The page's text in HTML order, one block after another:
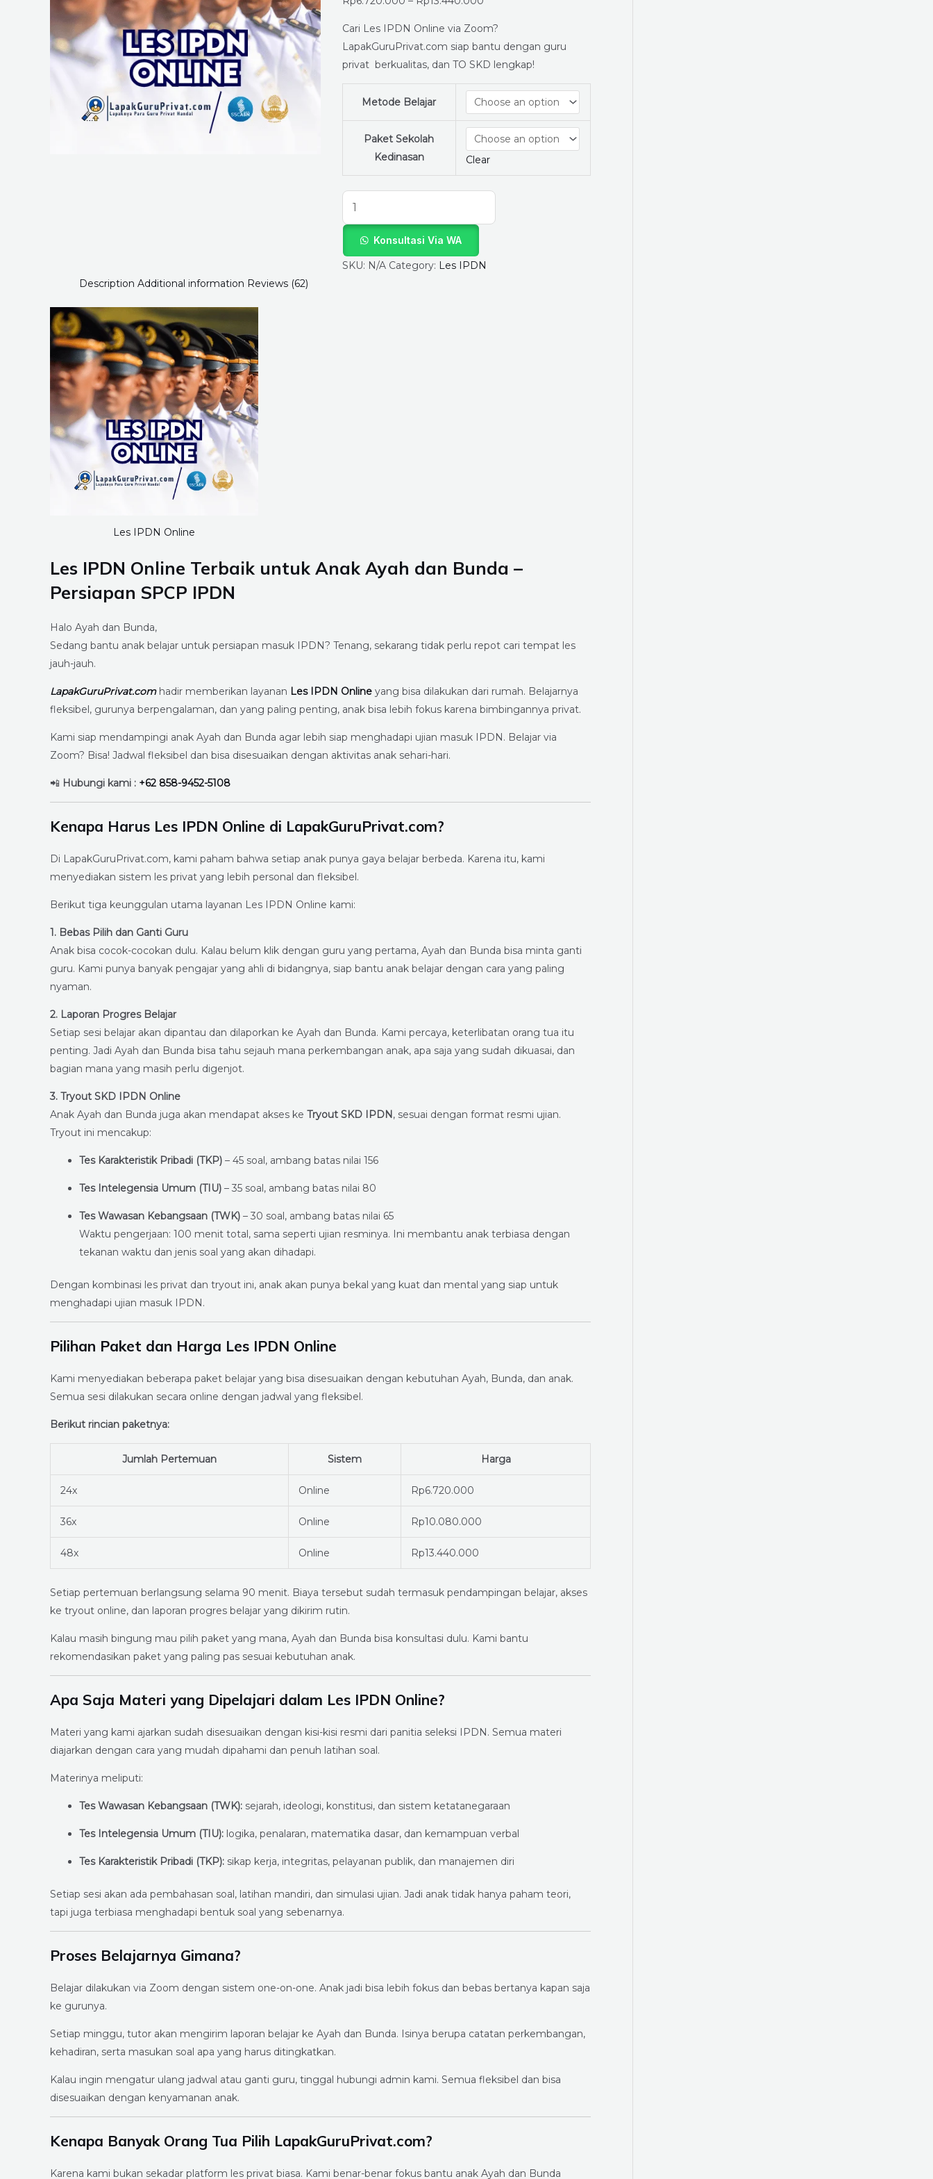
Cari Les IPDN Online via Zoom?
LapakGuruPrivat.com siap bantu dengan guru
privat berkualitas, dan TO SKD lengkap!
Metode Belajar
Paket Sekolah
Kedinasan
Clear
Bunda
–
Persiapan
IPDN
Konsultasi Via WA
SKU: N/A Category: Les IPDN
Description Additional information Reviews (62)
Les IPDN Online
Les IPDN Online Terbaik untuk Anak Ayah dan Bunda –
Persiapan SPCP IPDN
Halo Ayah dan Bunda,
Sedang bantu anak belajar untuk persiapan masuk IPDN? Tenang, sekarang tidak perlu repot cari tempat les
jauh-jauh.
LapakGuruPrivat.comhadir memberikan layanan Les IPDN Online yang bisa dilakukan dari rumah. Belajarnya
fleksibel, gurunya berpengalaman, dan yang paling penting, anak bisa lebih fokus karena bimbingannya privat.
Kami siap mendampingi anak Ayah dan Bunda agar lebih siap menghadapi ujian masuk IPDN. Belajar via
Zoom? Bisa! Jadwal fleksibel dan bisa disesuaikan dengan aktivitas anak sehari-hari.
📲 Hubungi kami : +62 858-9452-5108
Kenapa Harus Les IPDN Online di LapakGuruPrivat.com?
Di LapakGuruPrivat.com, kami paham bahwa setiap anak punya gaya belajar berbeda. Karena itu, kami
menyediakan sistem les privat yang lebih personal dan fleksibel.
Berikut tiga keunggulan utama layanan Les IPDN Online kami:
1. Bebas Pilih dan Ganti Guru
Anak bisa cocok-cocokan dulu. Kalau belum klik dengan guru yang pertama, Ayah dan Bunda bisa minta ganti
guru. Kami punya banyak pengajar yang ahli di bidangnya, siap bantu anak belajar dengan cara yang paling
nyaman.
2. Laporan Progres Belajar
Setiap sesi belajar akan dipantau dan dilaporkan ke Ayah dan Bunda. Kami percaya, keterlibatan orang tua itu
penting. Jadi Ayah dan Bunda bisa tahu sejauh mana perkembangan anak, apa saja yang sudah dikuasai, dan
bagian mana yang masih perlu digenjot.
3. Tryout SKD IPDN Online
Anak Ayah dan Bunda juga akan mendapat akses ke Tryout SKD IPDN, sesuai dengan format resmi ujian.
Tryout ini mencakup:
Tes Karakteristik Pribadi (TKP) – 45 soal, ambang batas nilai 156
Tes Intelegensia Umum (TIU) – 35 soal, ambang batas nilai 80
Tes Wawasan Kebangsaan (TWK) – 30 soal, ambang batas nilai 65
Waktu pengerjaan: 100 menit total, sama seperti ujian resminya. Ini membantu anak terbiasa dengan
tekanan waktu dan jenis soal yang akan dihadapi.
Dengan kombinasi les privat dan tryout ini, anak akan punya bekal yang kuat dan mental yang siap untuk
menghadapi ujian masuk IPDN.
Pilihan Paket dan Harga Les IPDN Online
Kami menyediakan beberapa paket belajar yang bisa disesuaikan dengan kebutuhan Ayah, Bunda, dan anak.
Semua sesi dilakukan secara online dengan jadwal yang fleksibel.
Berikut rincian paketnya:
Jumlah Pertemuan Sistem Harga
24x Online Rp6.720.000
36x Online Rp10.080.000
48x Online Rp13.440.000
Setiap pertemuan berlangsung selama 90 menit. Biaya tersebut sudah termasuk pendampingan belajar, akses
ke tryout online, dan laporan progres belajar yang dikirim rutin.
Kalau masih bingung mau pilih paket yang mana, Ayah dan Bunda bisa konsultasi dulu. Kami bantu
rekomendasikan paket yang paling pas sesuai kebutuhan anak.
Apa Saja Materi yang Dipelajari dalam Les IPDN Online?
Materi yang kami ajarkan sudah disesuaikan dengan kisi-kisi resmi dari panitia seleksi IPDN. Semua materi
diajarkan dengan cara yang mudah dipahami dan penuh latihan soal.
Materinya meliputi:
Tes Wawasan Kebangsaan (TWK): sejarah, ideologi, konstitusi, dan sistem ketatanegaraan
Tes Intelegensia Umum (TIU): logika, penalaran, matematika dasar, dan kemampuan verbal
Tes Karakteristik Pribadi (TKP): sikap kerja, integritas, pelayanan publik, dan manajemen diri
Setiap sesi akan ada pembahasan soal, latihan mandiri, dan simulasi ujian. Jadi anak tidak hanya paham teori,
tapi juga terbiasa menghadapi bentuk soal yang sebenarnya.
Proses Belajarnya Gimana?
Belajar dilakukan via Zoom dengan sistem one-on-one. Anak jadi bisa lebih fokus dan bebas bertanya kapan saja
ke gurunya.
Setiap minggu, tutor akan mengirim laporan belajar ke Ayah dan Bunda. Isinya berupa catatan perkembangan,
kehadiran, serta masukan soal apa yang harus ditingkatkan.
Kalau ingin mengatur ulang jadwal atau ganti guru, tinggal hubungi admin kami. Semua fleksibel dan bisa
disesuaikan dengan kenyamanan anak.
Kenapa Banyak Orang Tua Pilih LapakGuruPrivat.com?
Karena kami bukan sekadar platform les privat biasa. Kami benar-benar fokus bantu anak Ayah dan Bunda